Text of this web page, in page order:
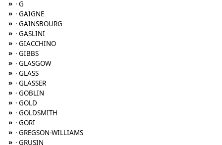
» · G
» · GAIGNE
» · GAINSBOURG
» · GASLINI
» · GIACCHINO
» · GIBBS
» · GLASGOW
» · GLASS
» · GLASSER
» · GOBLIN
» · GOLD
» · GOLDSMITH
» · GORI
» · GREGSON-WILLIAMS
» · GRUSIN